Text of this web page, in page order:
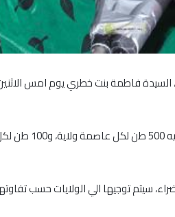
فاطمة بنت خطري يوم امس
و بينت بنت خطري أنه فيما يتعلق
طن من الأعلاف الخضراء، سيتم توجيها الي الولايات حسب